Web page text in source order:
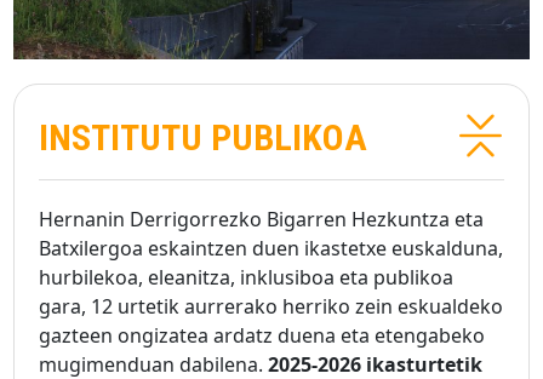
INSTITUTU PUBLIKOA
Hernanin Derrigorrezko Bigarren Hezkuntza eta
Batxilergoa eskaintzen duen ikastetxe euskalduna,
hurbilekoa, eleanitza, inklusiboa eta publikoa
gara, 12 urtetik aurrerako herriko zein eskualdeko
gazteen ongizatea ardatz duena eta etengabeko
mugimenduan dabilena.2025-2026 ikasturtetik